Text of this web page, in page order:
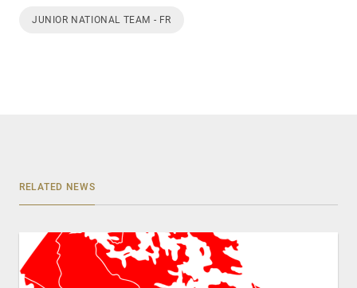
JUNIOR NATIONAL TEAM - FR
RELATED NEWS